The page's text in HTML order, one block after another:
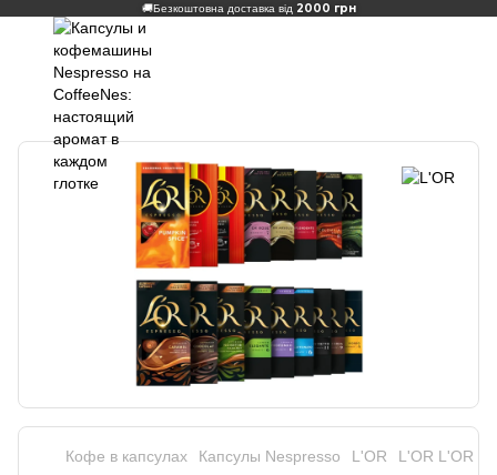
🚚Безкоштовна доставка від 2000 грн
Кофе в капсулах Капсулы Nespresso L'OR L'OR L'OR